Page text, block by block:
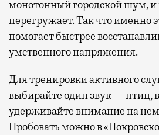
монотонный городской шум, и
перегружает. Так что именно
помогает быстрее
умственного напряжения.
Для тренировки активного
выбирайте один звук — птиц,
удерживайте внимание на
Пробовать можно в